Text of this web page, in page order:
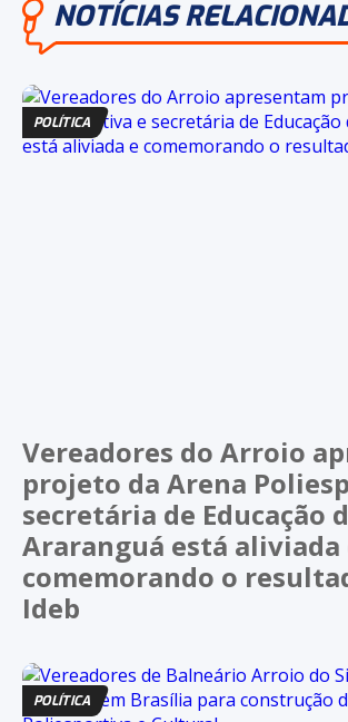
NOTÍCIAS
POLÍTICA
Vereadores do Arroio
projeto da Arena
secretária de Educação
Araranguá está aliviada
comemorando o
Ideb
POLÍTICA